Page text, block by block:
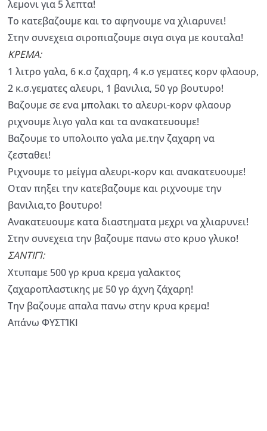
λεμονι για 5 λεπτα!
Το κατεβαζουμε και το αφηνουμε να χλιαρυνει!
Στην συνεχεια σιροπιαζουμε σιγα σιγα με κουταλα!
ΚΡΕΜΑ:
1 λιτρο γαλα, 6 κ.σ ζαχαρη, 4 κ.σ γεματες κορν φλαουρ,
2 κ.σ.γεματες αλευρι, 1 βανιλια, 50 γρ βουτυρο!
Βαζουμε σε ενα μπολακι το αλευρι-κορν φλαουρ
ριχνουμε λιγο γαλα και τα ανακατευουμε!
Βαζουμε το υπολοιπο γαλα με.την ζαχαρη να
ζεσταθει!
Ριχνουμε το μείγμα αλευρι-κορν και ανακατευουμε!
Οταν πηξει την κατεβαζουμε και ριχνουμε την
βανιλια,το βουτυρο!
Ανακατευουμε κατα διαστηματα μεχρι να χλιαρυνει!
Στην συνεχεια την βαζουμε πανω στο κρυο γλυκο!
ΣΑΝΤΙΓΊ:
Χτυπαμε 500 γρ κρυα κρεμα γαλακτος
ζαχαροπλαστικης με 50 γρ άχνη ζάχαρη!
Την βαζουμε απαλα πανω στην κρυα κρεμα!
Απάνω ΦΥΣΤΊΚΙ